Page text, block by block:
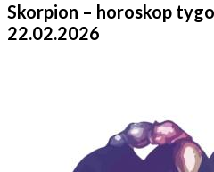
Skorpion – horoskop
22.02.2026